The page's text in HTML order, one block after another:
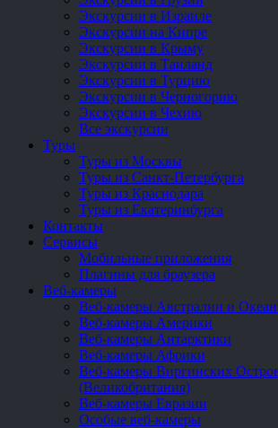
Экскурсии в Израиле
Экскурсии на Кипре
Экскурсии в Крыму
Экскурсии в Таиланд
Экскурсии в Турцию
Экскурсии в Черногорию
Экскурсии в Чехию
Все экскурсии
Туры
Туры из Москвы
Туры из Санкт-Петербурга
Туры из Краснодара
Туры из Екатеринбурга
Контакты
Сервисы
Мобильные приложения
Плагины для браузера
Веб-камеры
Веб-камеры Австралии и
Веб-камеры Америки
Веб-камеры Антарктики
Веб-камеры Африки
Веб-камеры Виргинских
(Великобритания)
Веб-камеры Евразии
Особые веб-камеры